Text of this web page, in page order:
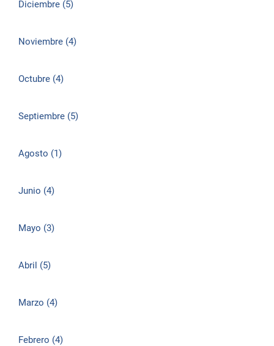
Diciembre (5)
Noviembre (4)
Octubre (4)
Septiembre (5)
Agosto (1)
Junio (4)
Mayo (3)
Abril (5)
Marzo (4)
Febrero (4)